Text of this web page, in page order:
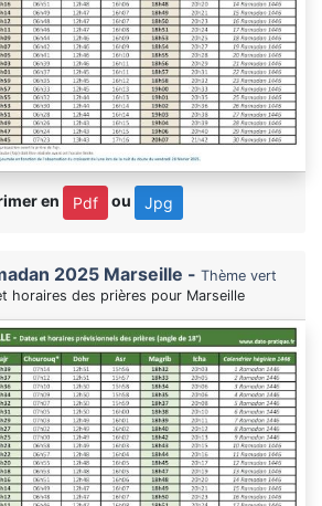
en Pdf ou Jpg
2025 Marseille - Thème vert
horaires des prières pour Marseille